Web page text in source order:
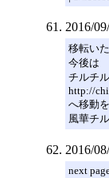
2016/
移転い
今後は
チルチ
http://
へ移動
風華チ
2016/
next